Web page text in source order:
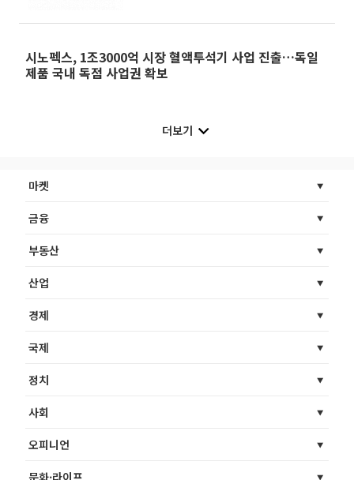
시노펙스, 1조3000억 시장 혈액투석기 사업 진출…독일
제품 국내 독점 사업권 확보
더보기
마켓
금융
부동산
산업
경제
국제
정치
사회
오피니언
문화·라이프